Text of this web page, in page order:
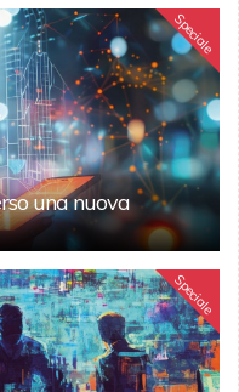
Speciale
una nuova
Speciale